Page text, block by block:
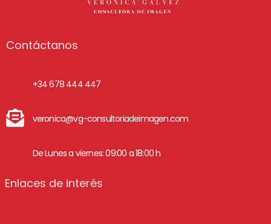
Contáctanos
+34 678 444 447
veronica@vg-consultoriadeimagen.com
De Lunes a viernes: 09:00 a 18:00 h
Enlaces de interés